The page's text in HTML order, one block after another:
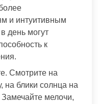
и интуитивным
день могут
к
Смотрите на
на блики солнца на
Замечайте мелочи,